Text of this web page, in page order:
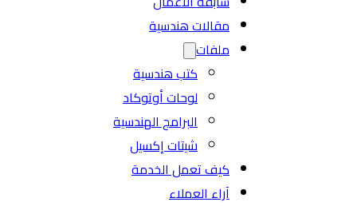
مقالات هندسية
ملفات
كتب هندسية
لوحات أوتوكاد
البرامج الهندسية
شيتات إكسيل
كيف تعمل الخدمة
آراء العملاء